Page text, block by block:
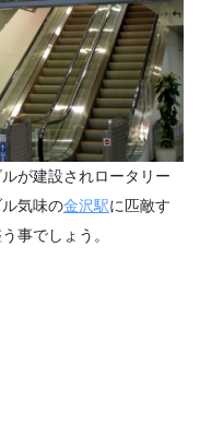
が建設されロータリー
気味の金沢駅に匹敵す
事でしょう。